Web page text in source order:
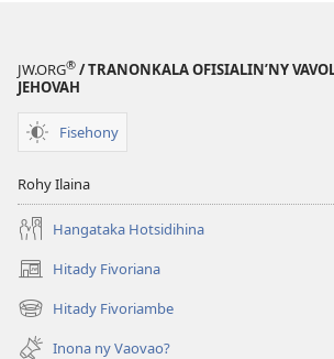
JW.ORG® / TRANONKALA OFISIALIN’NY
JEHOVAH
Fisehony
Rohy Ilaina
Hangataka Hotsidihina
Hitady Fivoriana
(manokatra
rohy) Hitady Fivoriambe
(manokatra
rohy) Inona ny Vaovao?